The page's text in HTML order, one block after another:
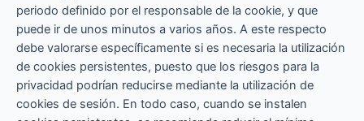
periodo definido por el responsable de la cookie, y que
puede ir de unos minutos a varios años. A este respecto
debe valorarse específicamente si es necesaria la utilización
de cookies persistentes, puesto que los riesgos para la
privacidad podrían reducirse mediante la utilización de
cookies de sesión. En todo caso, cuando se instalen